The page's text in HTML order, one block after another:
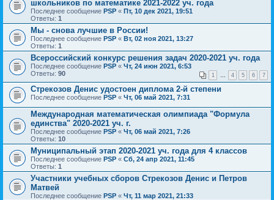
школьников по математике 2021-2022 уч. года
Последнее сообщение PSP « Пт, 10 дек 2021, 19:51
Ответы: 1
Мы - снова лучшие в России!
Последнее сообщение PSP « Вт, 02 ноя 2021, 13:27
Ответы: 1
Всероссийский конкурс решения задач 2020-2021 уч. года
Последнее сообщение PSP « Чт, 24 июн 2021, 6:53
Ответы: 90 1 4 5 6 7
Стрекозов Денис удостоен диплома 2-й степени
Последнее сообщение PSP « Чт, 06 май 2021, 7:31
Международная математическая олимпиада "Формула
единства" 2020-2021 уч. г.
Последнее сообщение PSP « Чт, 06 май 2021, 7:26
Ответы: 10
Муниципальный этап 2020-2021 уч. года для 4 классов
Последнее сообщение PSP « Сб, 24 апр 2021, 11:45
Ответы: 1
Участники учебных сборов Стрекозов Денис и Петров
Матвей
Последнее сообщение PSP « Чт, 11 мар 2021, 21:33